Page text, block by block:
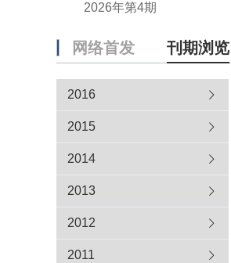
2026年第4期
网络首发 刊期浏览
2016
2015
2014
2013
2012
2011